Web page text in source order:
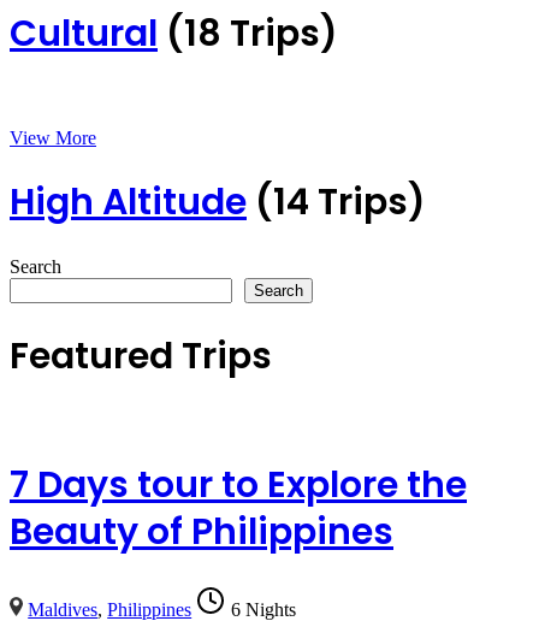
Cultural (18 Trips)
View More
High Altitude (14 Trips)
Search
Search
Featured Trips
7 Days tour to Explore the
Beauty of Philippines
Maldives,Philippines 6 Nights